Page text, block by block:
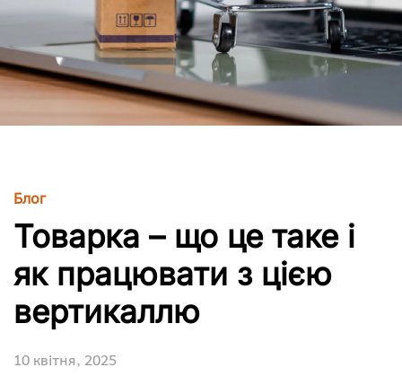
Блог
Товарка – що це таке і
як працювати з цією
вертикаллю
10 квітня, 2025